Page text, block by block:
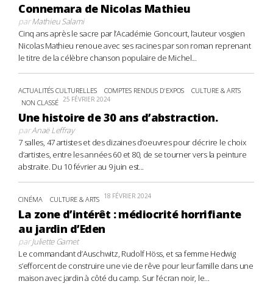
Connemara de Nicolas Mathieu
parMathieu Salami
Cinq ans après le sacre par l’Académie Goncourt, l’auteur vosgien
Nicolas Mathieu renoue avec ses racines par son roman reprenant
le titre de la célèbre chanson populaire de Michel...
ACTUALITÉS CULTURELLES COMPTES RENDUS D'EXPOS
CULTURE & ARTS
NON CLASSÉ 25 FÉVRIER 2024
Une histoire de 30 ans d’abstraction.
parAnaë Leffray
7 salles, 47 artistes et des dizaines d’oeuvres pour décrire le choix
d’artistes, entre les années 60 et 80, de se tourner vers la peinture
abstraite. Du 10 février au 9 juin est...
CINÉMA CULTURE & ARTS 18 FÉVRIER 2024
La zone d’intérêt : médiocrité horrifiante
au jardin d’Eden
parJuliette Gamet
Le commandant d’Auschwitz, Rudolf Höss, et sa femme Hedwig
s’efforcent de construire une vie de rêve pour leur famille dans une
maison avec jardin à côté du camp. Sur l’écran noir, le...